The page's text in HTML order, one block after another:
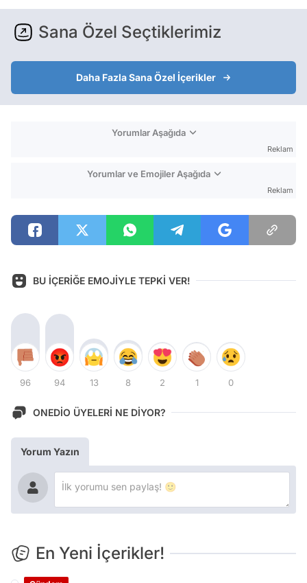
Sana Özel Seçtiklerimiz
Daha Fazla Sana Özel İçerikler
Yorumlar Aşağıda
Reklam
Yorumlar ve Emojiler Aşağıda
Reklam
BU İÇERİĞE EMOJİYLE TEPKİ VER!
96 94 13 8 2 1 0
ONEDİO ÜYELERİ NE DİYOR?
Yorum Yazın
En Yeni İçerikler!